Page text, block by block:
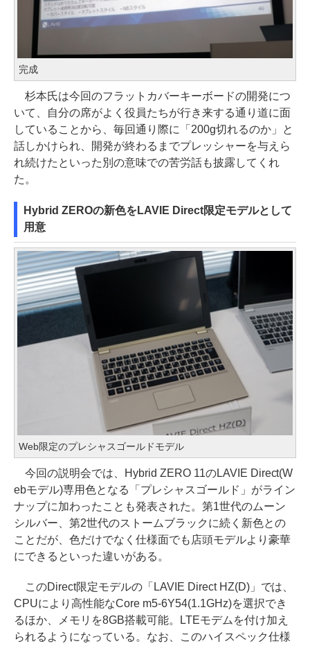
完成
杉本氏は今回のフラットカバーキーボードの開発につ
いて、自分の席がよく役員たちが行き来する通り道に面
していることから、毎回通り際に「200g切れるのか」と
話しかけられ、開発が終わるまでプレッシャーを与えら
れ続けたといった別の意味での苦労話も披露してくれ
た。
Hybrid ZEROの新色をLAVIE Direct限定モデルとして
用意
Web限定のプレシャスゴールドモデル
今回の説明会では、Hybrid ZERO 11のLAVIE Direct(W
ebモデル)専用色となる「プレシャスゴールド」がライン
ナップに加わったことも発表された。第1世代のムーン
シルバー、第2世代のストームブラックに続く新色との
ことだが、色だけでなく仕様面でも店頭モデルより豪華
にできるといった違いがある。
このDirect限定モデルの「LAVIE Direct HZ(D)」では、
CPUにより高性能なCore m5-6Y54(1.1GHz)を選択でき
るほか、メモリを8GB搭載可能。LTEモデムを付け加え
られるようになっている。なお、このハイスペック仕様